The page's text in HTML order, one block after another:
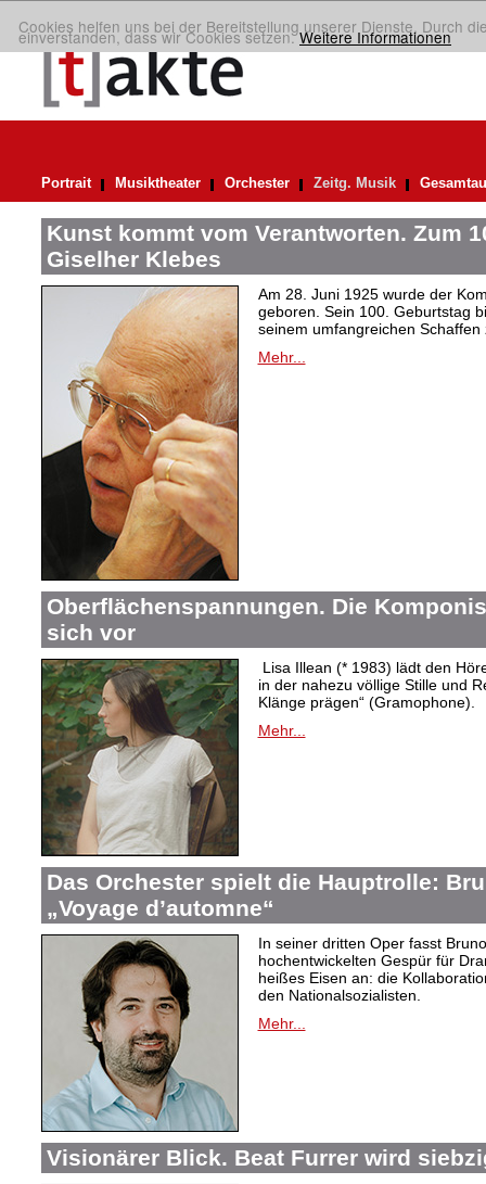
Cookies helfen uns bei der Bereitstellung unserer Dienste. Durch
einverstanden, dass wir Cookies setzen.Weitere Informationen
Portrait Musiktheater Orchester Zeitg. Musik
Kunst kommt vom Verantworten. Zum
Giselher Klebes
Am 28. Juni 1925 wurde der
geboren. Sein 100. Geburtstag
seinem umfangreichen Schaffen
Mehr...
Oberflächenspannungen. Die
sich vor
Lisa Illean (* 1983) lädt den
in der nahezu völlige Stille und
Klänge prägen“ (Gramophone).
Mehr...
Das Orchester spielt die Hauptrolle:
„Voyage d’automne“
In seiner dritten Oper fasst
hochentwickelten Gespür für
heißes Eisen an: die
den Nationalsozialisten.
Mehr...
Visionärer Blick. Beat Furrer wird